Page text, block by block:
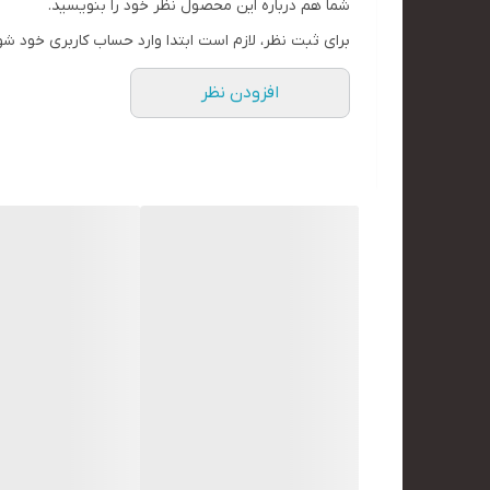
شما هم درباره این محصول نظر خود را بنویسید.
برای ثبت نظر، لازم است ابتدا وارد حساب کاربری خود
افزودن نظر